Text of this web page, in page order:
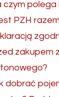
czym polega
PZH
zakupem
dobrać